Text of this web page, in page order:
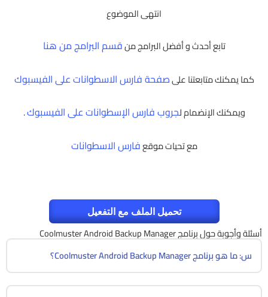
انتهى الموضوع
تابع أحدث و أفضل البرامج منقسم البرامج من هنا
كما يمكنك متابعتنا علىصفحة فارس الاسطوانات على الفيسبوك
ويمكنك الإنضمام لجروب فارس الإسطوانات على الفيسبوك.
مع تحيات موقعفارس الاسطوانات
تحميل الملف مع التفعيل
أسئلة وأجوبة حول برنامج Coolmuster Android Backup Manager
س: ما هو برنامج Coolmuster Android Backup Manager؟